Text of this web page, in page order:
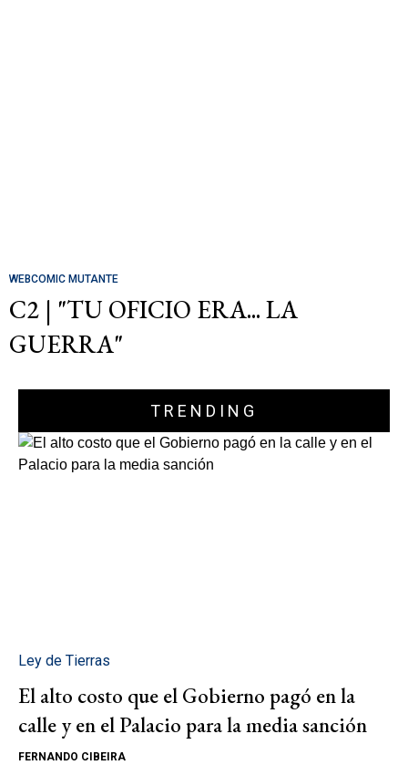
WEBCOMIC MUTANTE
C2 | "TU OFICIO ERA... LA
GUERRA"
TRENDING
Ley de Tierras
El alto costo que el Gobierno pagó en la
calle y en el Palacio para la media sanción
FERNANDO CIBEIRA